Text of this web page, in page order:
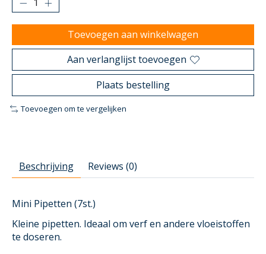
Toevoegen aan winkelwagen
Aan verlanglijst toevoegen
Plaats bestelling
Toevoegen om te vergelijken
Beschrijving Reviews (0)
Mini Pipetten (7st.)
Kleine pipetten. Ideaal om verf en andere vloeistoffen
te doseren.